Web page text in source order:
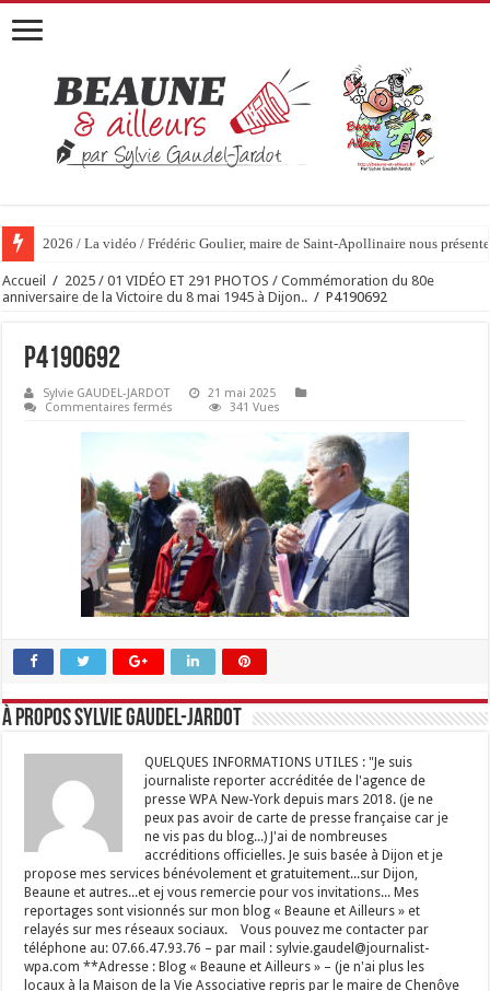
2026 / La vidéo / Frédéric Goulier, maire de Saint-Apollinaire nous
Accueil / 2025 / 01 VIDÉO ET 291 PHOTOS / Commémoration du 80e
anniversaire de la Victoire du 8 mai 1945 à Dijon.. / P4190692
P4190692
Sylvie GAUDEL-JARDOT
21 mai 2025
Commentaires fermés
341 Vues
À propos Sylvie GAUDEL-JARDOT
QUELQUES INFORMATIONS UTILES : "Je suis
journaliste reporter accréditée de l'agence de
presse WPA New-York depuis mars 2018. (je ne
peux pas avoir de carte de presse française car je
ne vis pas du blog...) J'ai de nombreuses
accréditions officielles. Je suis basée à Dijon et je
propose mes services bénévolement et gratuitement...sur Dijon,
Beaune et autres...et ej vous remercie pour vos invitations... Mes
reportages sont visionnés sur mon blog « Beaune et Ailleurs » et
relayés sur mes réseaux sociaux. Vous pouvez me contacter par
téléphone au: 07.66.47.93.76 – par mail : sylvie.gaudel@journalist-
wpa.com **Adresse : Blog « Beaune et Ailleurs » – (je n'ai plus les
locaux à la Maison de la Vie Associative repris par le maire de Chenôve